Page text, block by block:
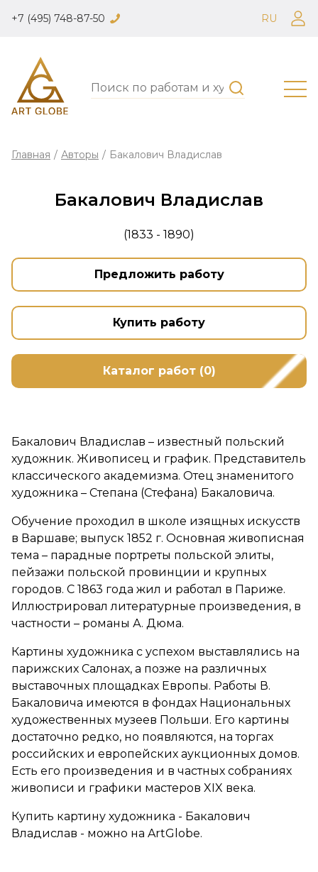
+7 (495) 748-87-50 RU
Главная / Авторы / Бакалович Владислав
Бакалович Владислав
(1833 - 1890)
Предложить работу
Купить работу
Каталог работ (0)
Бакалович Владислав – известный польский
художник. Живописец и график. Представитель
классического академизма. Отец знаменитого
художника – Степана (Стефана) Бакаловича.
Обучение проходил в школе изящных искусств
в Варшаве; выпуск 1852 г. Основная живописная
тема – парадные портреты польской элиты,
пейзажи польской провинции и крупных
городов. С 1863 года жил и работал в Париже.
Иллюстрировал литературные произведения, в
частности – романы А. Дюма.
Картины художника с успехом выставлялись на
парижских Салонах, а позже на различных
выставочных площадках Европы. Работы В.
Бакаловича имеются в фондах Национальных
художественных музеев Польши. Его картины
достаточно редко, но появляются, на торгах
российских и европейских аукционных домов.
Есть его произведения и в частных собраниях
живописи и графики мастеров XIX века.
Купить картину художника - Бакалович
Владислав - можно на ArtGlobe.